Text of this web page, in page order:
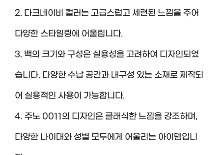
2. 다크네이비 컬러는 고급스럽고 세련된 느낌을 주어
다양한 스타일링에 어울립니다.
3. 백의 크기와 구성은 실용성을 고려하여 디자인되었
습니다. 다양한 수납 공간과 내구성 있는 소재로 제작되
어 실용적인 사용이 가능합니다.
4. 주노 0011의 디자인은 클래식한 느낌을 강조하며,
다양한 나이대와 성별 모두에게 어울리는 아이템입니